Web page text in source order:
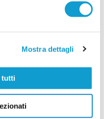
Mostra dettagli
tutti
continua a investire sui giovani
dell'attaccante Romeo
"Accettare è
al reparto arretrato con
con il